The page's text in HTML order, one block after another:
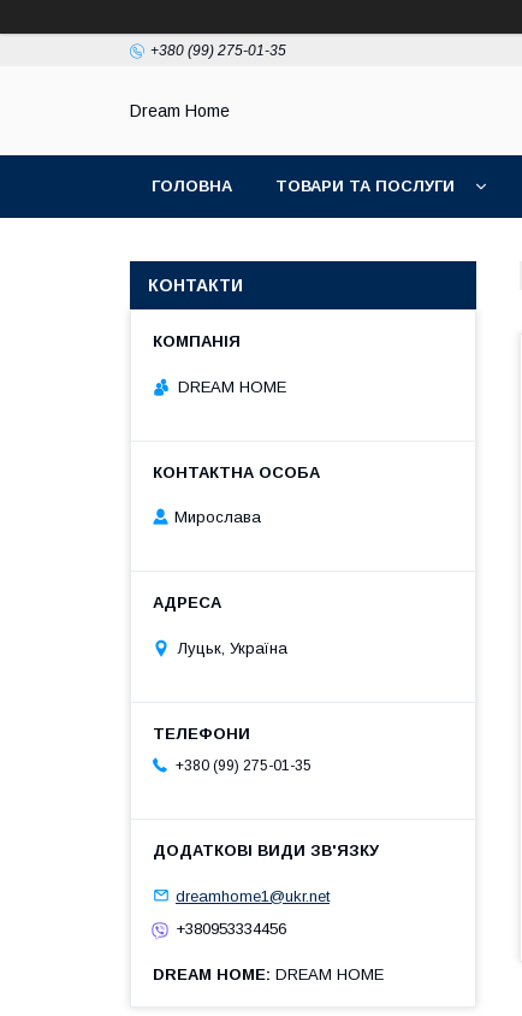
+380 (99) 275-01-35
Dream Home
ГОЛОВНА ТОВАРИ ТА ПОСЛУГИ
КОНТАКТИ
DREAM HOME
Мирослава
Луцьк, Україна
+380 (99) 275-01-35
dreamhome1@ukr.net
+380953334456
DREAM HOME DREAM HOME